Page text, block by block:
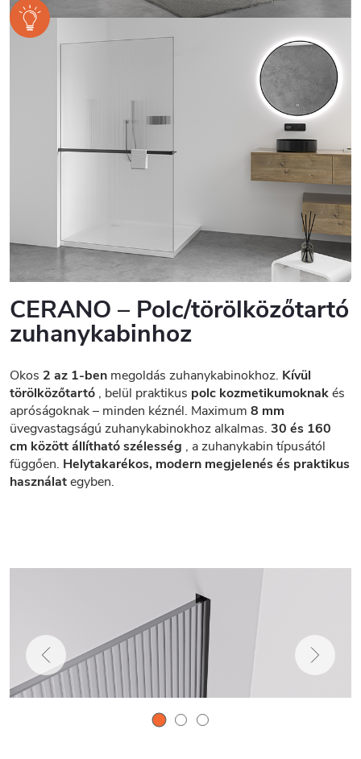
CERANO – Polc/törölközőtartó
zuhanykabinhoz
Okos 2 az 1-ben megoldás zuhanykabinokhoz. Kívül
törölközőtartó , belül praktikus polc kozmetikumoknakés
apróságoknak – minden kéznél. Maximum 8 mm
üvegvastagságú zuhanykabinokhoz alkalmas. 30 és 160
cm között állítható szélesség , a zuhanykabin típusától
függően. Helytakarékos, modern megjelenés és praktikus
használategyben.